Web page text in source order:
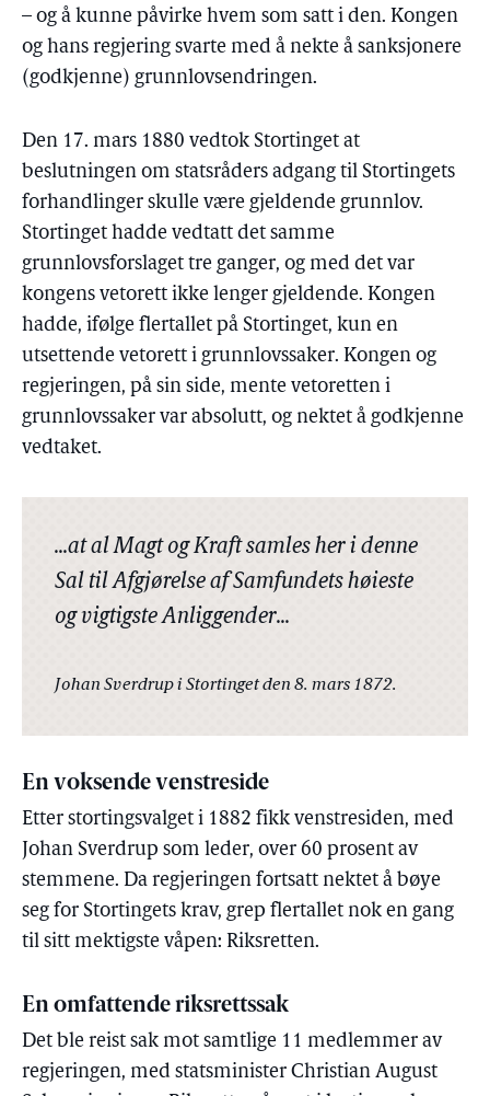
– og å kunne påvirke hvem som satt i den. Kongen
og hans regjering svarte med å nekte å sanksjonere
(godkjenne) grunnlovsendringen.
Den 17. mars 1880 vedtok Stortinget at
beslutningen om statsråders adgang til Stortingets
forhandlinger skulle være gjeldende grunnlov.
Stortinget hadde vedtatt det samme
grunnlovsforslaget tre ganger, og med det var
kongens vetorett ikke lenger gjeldende. Kongen
hadde, ifølge flertallet på Stortinget, kun en
utsettende vetorett i grunnlovssaker. Kongen og
regjeringen, på sin side, mente vetoretten i
grunnlovssaker var absolutt, og nektet å godkjenne
vedtaket.
...at al Magt og Kraft samles her i denne
Sal til Afgjørelse af Samfundets høieste
og vigtigste Anliggender...
Johan Sverdrup i Stortinget den 8. mars 1872.
En voksende venstreside
Etter stortingsvalget i 1882 fikk venstresiden, med
Johan Sverdrup som leder, over 60 prosent av
stemmene. Da regjeringen fortsatt nektet å bøye
seg for Stortingets krav, grep flertallet nok en gang
til sitt mektigste våpen: Riksretten.
En omfattende riksrettssak
Det ble reist sak mot samtlige 11 medlemmer av
regjeringen, med statsminister Christian August